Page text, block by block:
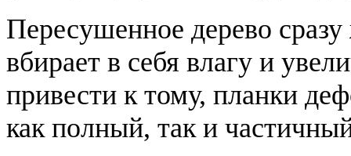
Пересушенное дерево
вбирает в себя влагу и
привести к тому, планки
как полный, так и